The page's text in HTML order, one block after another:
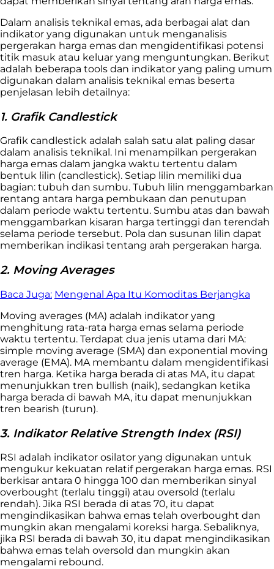
Dalam analisis teknikal emas, ada berbagai alat dan
indikator yang digunakan untuk menganalisis
pergerakan harga emas dan mengidentifikasi potensi
titik masuk atau keluar yang menguntungkan. Berikut
adalah beberapa tools dan indikator yang paling umum
digunakan dalam analisis teknikal emas beserta
penjelasan lebih detailnya:
1. Grafik Candlestick
Grafik candlestick adalah salah satu alat paling dasar
dalam analisis teknikal. Ini menampilkan pergerakan
harga emas dalam jangka waktu tertentu dalam
bentuk lilin (candlestick). Setiap lilin memiliki dua
bagian: tubuh dan sumbu. Tubuh lilin menggambarkan
rentang antara harga pembukaan dan penutupan
dalam periode waktu tertentu. Sumbu atas dan bawah
menggambarkan kisaran harga tertinggi dan terendah
selama periode tersebut. Pola dan susunan lilin dapat
memberikan indikasi tentang arah pergerakan harga.
2. Moving Averages
Baca Juga: Mengenal Apa Itu Komoditas Berjangka
Moving averages (MA) adalah indikator yang
menghitung rata-rata harga emas selama periode
waktu tertentu. Terdapat dua jenis utama dari MA:
simple moving average (SMA) dan exponential moving
average (EMA). MA membantu dalam mengidentifikasi
tren harga. Ketika harga berada di atas MA, itu dapat
menunjukkan tren bullish (naik), sedangkan ketika
harga berada di bawah MA, itu dapat menunjukkan
tren bearish (turun).
3. Indikator Relative Strength Index (RSI)
RSI adalah indikator osilator yang digunakan untuk
mengukur kekuatan relatif pergerakan harga emas. RSI
berkisar antara 0 hingga 100 dan memberikan sinyal
overbought (terlalu tinggi) atau oversold (terlalu
rendah). Jika RSI berada di atas 70, itu dapat
mengindikasikan bahwa emas telah overbought dan
mungkin akan mengalami koreksi harga. Sebaliknya,
jika RSI berada di bawah 30, itu dapat mengindikasikan
bahwa emas telah oversold dan mungkin akan
mengalami rebound.